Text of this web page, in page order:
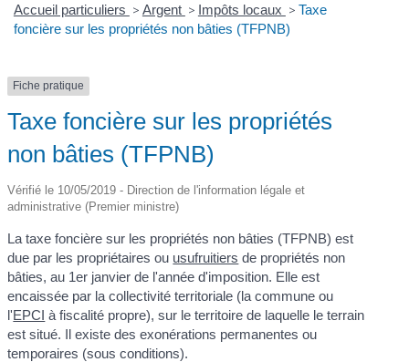
Accueil particuliers > Argent > Impôts locaux > Taxe
foncière sur les propriétés non bâties (TFPNB)
Fiche pratique
Taxe foncière sur les propriétés
non bâties (TFPNB)
Vérifié le 10/05/2019 - Direction de l'information légale et
administrative (Premier ministre)
La taxe foncière sur les propriétés non bâties (TFPNB) est
due par les propriétaires ou usufruitiers de propriétés non
bâties, au 1er janvier de l'année d'imposition. Elle est
encaissée par la collectivité territoriale (la commune ou
l'EPCI à fiscalité propre), sur le territoire de laquelle le terrain
est situé. Il existe des exonérations permanentes ou
temporaires (sous conditions).